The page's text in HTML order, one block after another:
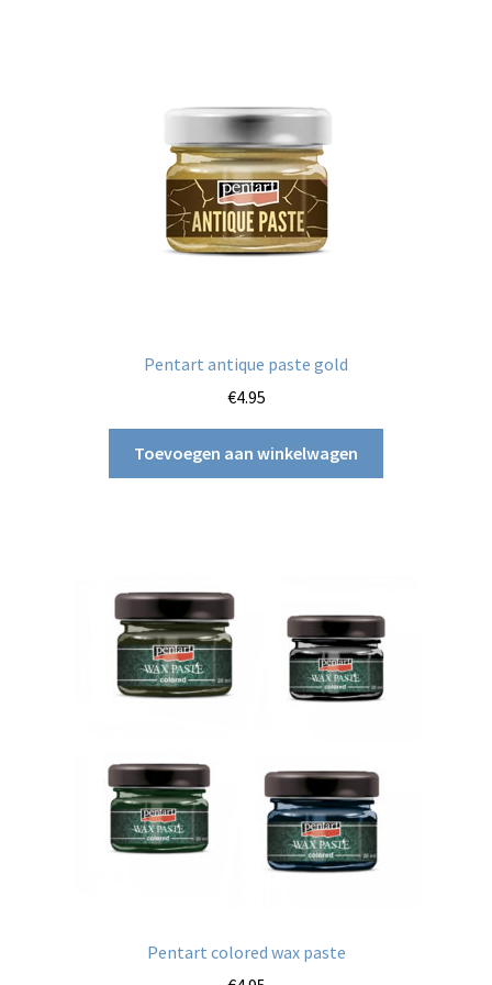
Pentart antique paste gold
€4.95
Toevoegen aan winkelwagen
Pentart colored wax paste